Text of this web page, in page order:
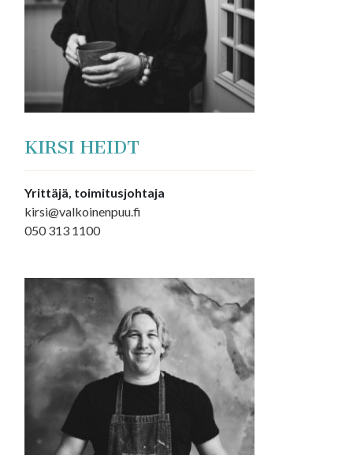
KIRSI HEIDT
Yrittäjä, toimitusjohtaja
kirsi@valkoinenpuu.fi
050 313 1100